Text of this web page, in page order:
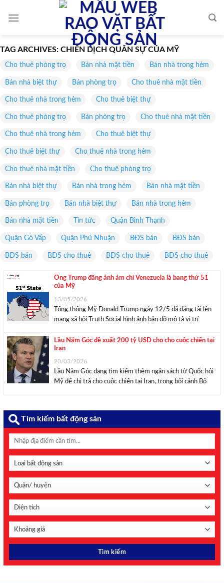
TAG ARCHIVES: CHIẾN DỊCH QUÂN SỰ CỦA MỸ
Cho thuê phòng trọ Bán nhà mặt tiền Bán nhà trong hẻm
Bán nhà biệt thự Bán phòng trọ Cho thuê nhà mặt tiền
Cho thuê nhà trong hẻm Cho thuê biệt thự
Cho thuê phòng trọ Bán phòng trọ Cho thuê nhà mặt tiền
Cho thuê nhà trong hẻm Cho thuê biệt thự
Cho thuê biệt thự Cho thuê nhà trong hẻm
Cho thuê nhà mặt tiền Cho thuê phòng trọ
Bán nhà biệt thự Bán nhà trong hẻm Bán nhà mặt tiền
Bán phòng trọ Bán nhà biệt thự Bán nhà trong hẻm
Bán nhà mặt tiền Tin tức Quận Bình Thạnh
Quận Gò Vấp Quận Phú Nhuận BĐS bán BĐS bán
BĐS bán BĐS cho thuê BĐS cho thuê BĐS cho thuê
Ông Trump đăng ảnh ám chỉ Venezuela là bang thứ 51
của Mỹ
13/05/2026
Tổng thống Mỹ Donald Trump ngày 12/5 đã đăng tải lên
mạng xã hội Truth Social hình ảnh bản đồ mô tả vị trí
ảnh trên được công bố trong lúc Tổng thống ...
Lầu Năm Góc đề xuất 200 tỷ USD cho cho cuộc chiến tại
Iran
20/03/2026
Lầu Năm Góc đang tìm kiếm thêm ngân sách từ Quốc hội
Mỹ để chi trả cho cuộc chiến tại Iran, trong bối cảnh Bộ
Tìm kiếm bất động sản